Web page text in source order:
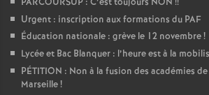
Urgent : inscription aux formations du PAF
Éducation nationale : grève le 12 novembre!
Lycée et Bac Blanquer : l’heure est à la
PÉTITION : Non à la fusion des académies
Marseille!